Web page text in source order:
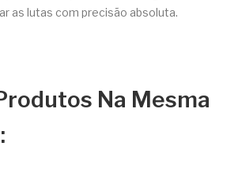
as lutas com precisão absoluta.
Na Mesma